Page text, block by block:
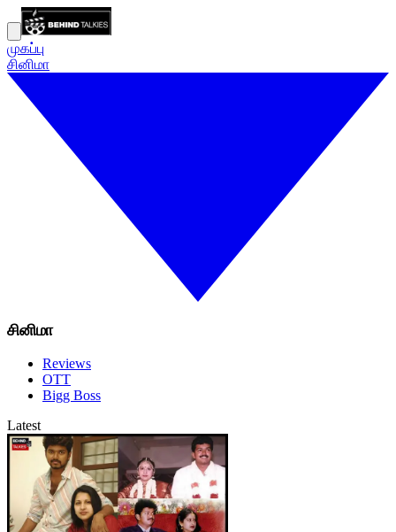
முகப்பு
சினிமா
சினிமா
Reviews
OTT
Bigg Boss
Latest